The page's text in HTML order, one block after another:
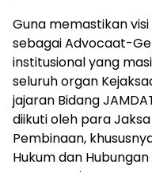
Guna memastikan
sebagai Advocaat-
institusional yang
seluruh organ
jajaran Bidang
diikuti oleh para
Pembinaan,
Hukum dan